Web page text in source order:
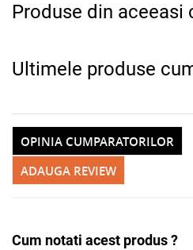
Produse din aceeasi
Ultimele produse
ADAUGA REVIEW
OPINIA CUMPARATORILOR
Cum notati acest produs ?